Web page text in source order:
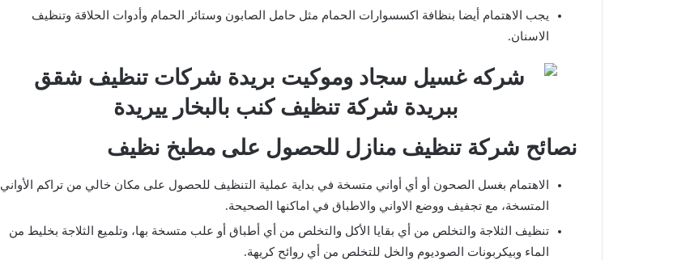
يجب الاهتمام أيضا بنظافة اكسسوارات الحمام مثل حامل الصابون وستائر الحمام وأدوات الحلاقة وتنظيف
الاسنان.
نصائح شركة تنظيف منازل للحصول على مطبخ نظيف
الاهتمام بغسل الصحون أو أي أواني متسخة في بداية عملية التنظيف للحصول على مكان خالي من تراكم الأواني
المتسخة، مع تجفيف ووضع الاواني والاطباق في اماكنها الصحيحة.
تنظيف الثلاجة والتخلص من أي بقايا الأكل والتخلص من أي أطباق أو علب متسخة بها، وتلميع الثلاجة بخليط من
الماء وبيكربونات الصوديوم والخل للتخلص من أي روائح كريهة.